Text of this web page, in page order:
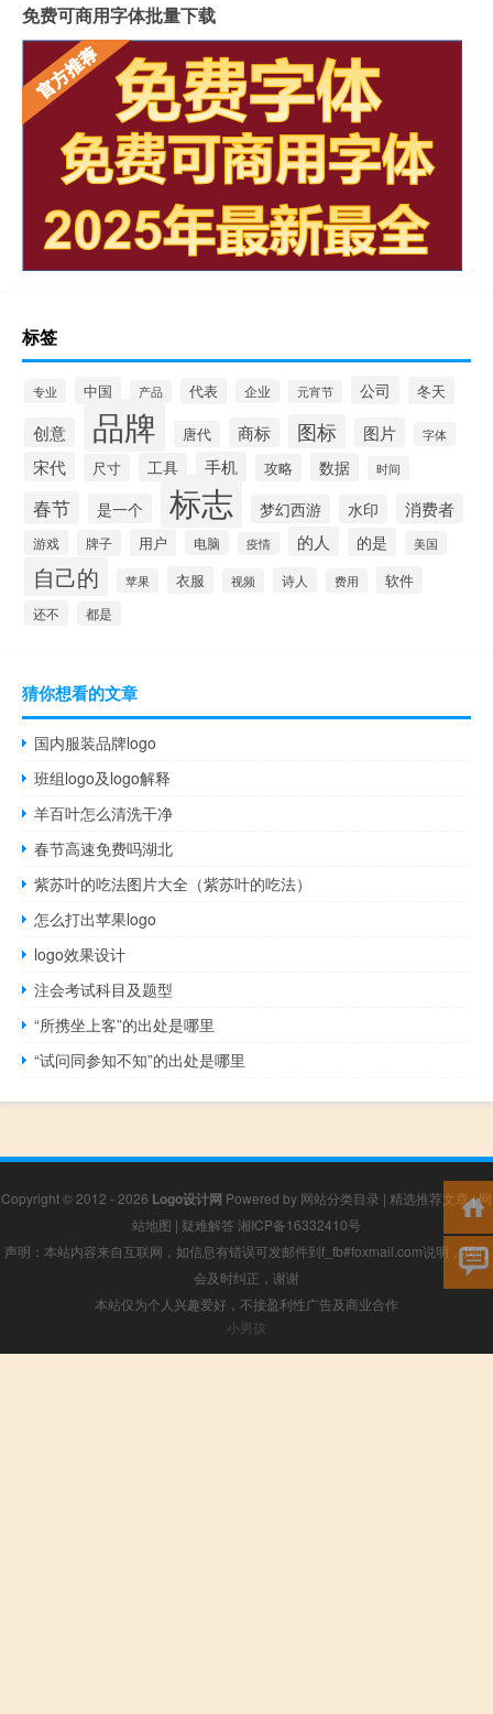
免费可商用字体批量下载
标签
专业 中国 产品 代表 企业 元宵节 公司 冬天
创意 品牌 唐代 商标 图标 图片 字体
宋代 尺寸 工具 手机 攻略 数据 时间
春节 是一个 标志 梦幻西游 水印 消费者
游戏 牌子 用户 电脑 疫情 的人 的是 美国
自己的 苹果 衣服 视频 诗人 费用 软件
还不 都是
猜你想看的文章
国内服装品牌logo
班组logo及logo解释
羊百叶怎么清洗干净
春节高速免费吗湖北
紫苏叶的吃法图片大全（紫苏叶的吃法）
怎么打出苹果logo
logo效果设计
注会考试科目及题型
“所携坐上客”的出处是哪里
“试问同参知不知”的出处是哪里
Copyright © 2012 - 2026 Logo设计网 Powered by 网站分类目录 | 精选推荐文章|网
站地图 | 疑难解答 湘ICP备16332410号
声明：本站内容来自互联网，如信息有错误可发邮件到f_fb#foxmail.com说明，我们
会及时纠正，谢谢
本站仅为个人兴趣爱好，不接盈利性广告及商业合作
小男孩